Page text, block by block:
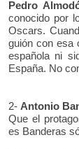
Pedro
conocido por
Oscars.
guión con esa
española ni
España. No
2- Antonio
Que el
es Banderas